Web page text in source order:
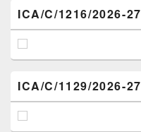
ICA/C/1216/2026-27
ICA/C/1129/2026-27